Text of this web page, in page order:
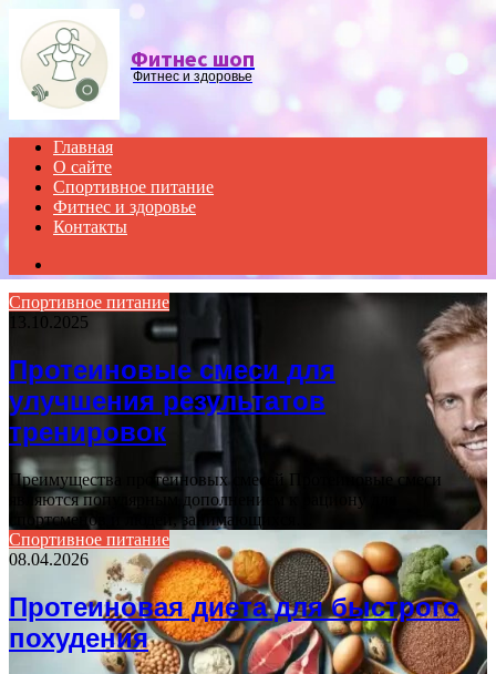
Фитнес шоп
Фитнес и здоровье
Главная
О сайте
Спортивное питание
Фитнес и здоровье
Контакты
for
Спортивное питание
13.10.2025
Протеиновые смеси для
улучшения результатов
тренировок
Преимущества протеиновых смесей Протеиновые смеси
являются популярным дополнением к рациону для
спортсменов и людей, занимающихся…
Спортивное питание
08.04.2026
Протеиновая диета для быстрого
похудения